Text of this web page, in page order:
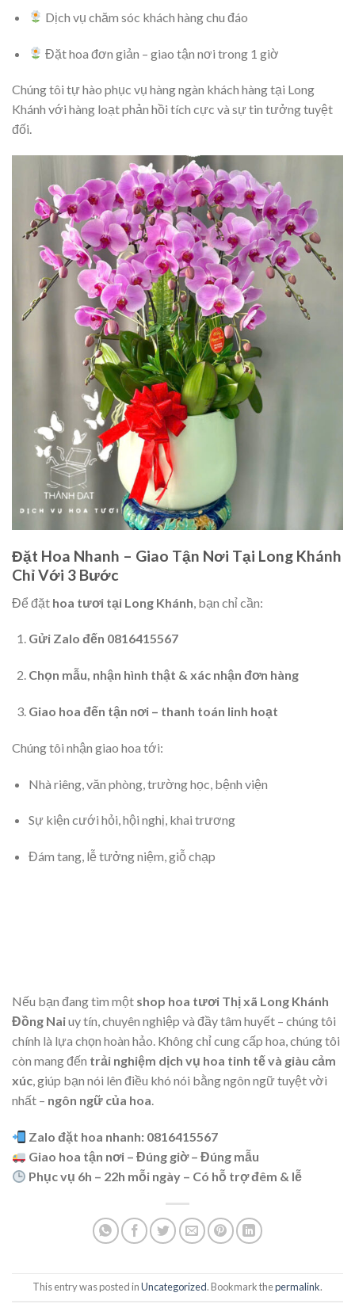
Dịch vụ chăm sóc khách hàng chu đáo
Đặt hoa đơn giản – giao tận nơi trong 1 giờ
Chúng tôi tự hào phục vụ hàng ngàn khách hàng tại Long
Khánh với hàng loạt phản hồi tích cực và sự tin tưởng tuyệt
đối.
Đặt Hoa Nhanh – Giao Tận Nơi Tại Long Khánh
Chỉ Với 3 Bước
Để đặt hoa tươi tại Long Khánh , bạn chỉ cần:
Gửi Zalo đến 0816415567
Chọn mẫu, nhận hình thật & xác nhận đơn hàng
Giao hoa đến tận nơi – thanh toán linh hoạt
Chúng tôi nhận giao hoa tới:
Nhà riêng, văn phòng, trường học, bệnh viện
Sự kiện cưới hỏi, hội nghị, khai trương
Đám tang, lễ tưởng niệm, giỗ chạp
Nếu bạn đang tìm một shop hoa tươi Thị xã Long Khánh
Đồng Naiuy tín, chuyên nghiệp và đầy tâm huyết – chúng tôi
chính là lựa chọn hoàn hảo. Không chỉ cung cấp hoa, chúng tôi
còn mang đến trải nghiệm dịch vụ hoa tinh tế và giàu cảm
xúc, giúp bạn nói lên điều khó nói bằng ngôn ngữ tuyệt vời
nhất – ngôn ngữ của hoa.
Zalo đặt hoa nhanh: 0816415567
Giao hoa tận nơi – Đúng giờ – Đúng mẫu
Phục vụ 6h – 22h mỗi ngày – Có hỗ trợ đêm & lễ
This entry was posted inUncategorized. Bookmark thepermalink.